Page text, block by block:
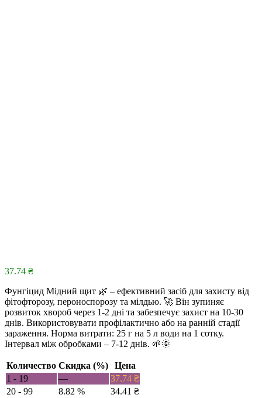
37.74 ₴
Фунгіцид Мідний щит 🌿 – ефективний засіб для захисту від
фітофторозу, пероноспорозу та мілдью. 🚀 Він зупиняє
розвиток хвороб через 1-2 дні та забезпечує захист на 10-30
днів. Використовувати профілактично або на ранній стадії
зараження. Норма витрати: 25 г на 5 л води на 1 сотку.
Інтервал між обробками – 7-12 днів. 🌱🌞
Количество Скидка (%)
Цена
1 - 19
— 37.74 ₴
20 - 99
8.82 % 34.41 ₴